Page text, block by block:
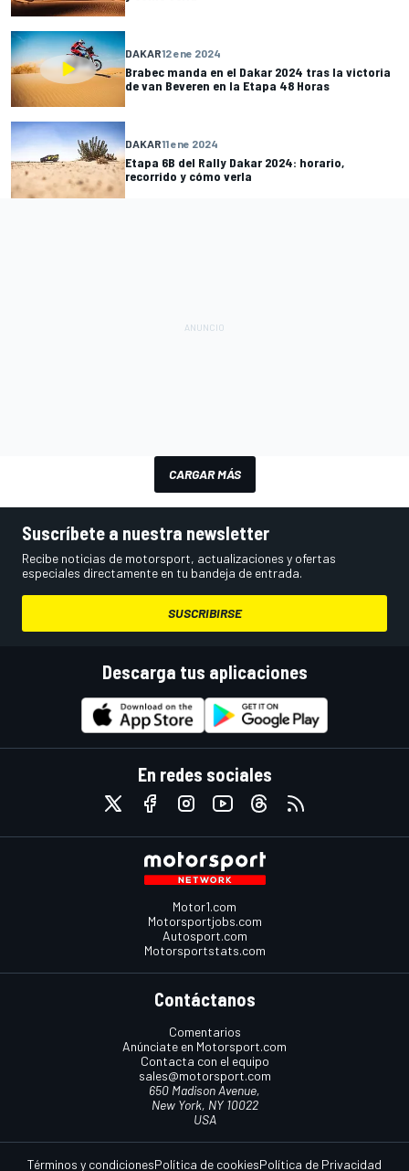
DAKAR12 ene 2024
Brabec manda en el Dakar 2024 tras la victoria
de van Beveren en la Etapa 48 Horas
DAKAR11 ene 2024
Etapa 6B del Rally Dakar 2024: horario,
recorrido y cómo verla
CARGAR MÁS
Suscríbete a nuestra newsletter
Recibe noticias de motorsport, actualizaciones y ofertas
especiales directamente en tu bandeja de entrada.
SUSCRIBIRSE
Descarga tus aplicaciones
En redes sociales
Motor1.com
Motorsportjobs.com
Autosport.com
Motorsportstats.com
Contáctanos
Comentarios
Anúnciate en Motorsport.com
Contacta con el equipo
sales@motorsport.com
650 Madison Avenue,
New York, NY 10022
USA
Términos y condicionesPolítica de cookiesPolítica de Privacidad